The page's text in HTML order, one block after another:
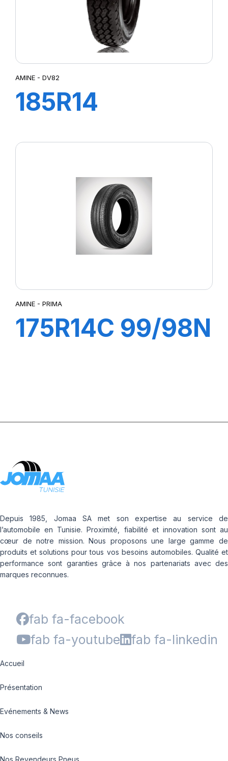
AMINE - DV82
185R14
AMINE - PRIMA
175R14C 99/98N
Depuis 1985, Jomaa SA met son expertise au service de
l’automobile en Tunisie. Proximité, fiabilité et innovation sont au
cœur de notre mission. Nous proposons une large gamme de
produits et solutions pour tous vos besoins automobiles. Qualité et
performance sont garanties grâce à nos partenariats avec des
marques reconnues.
fab fa-facebook
fab fa-youtube
fab fa-linkedin
Accueil
Présentation
Evénements & News
Nos conseils
Nos Revendeurs Pneus